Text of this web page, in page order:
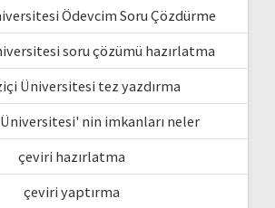
Ödevcim Soru Çözdürme
soru çözümü hazırlatma
Üniversitesi tez yazdırma
nin imkanları neler
çeviri hazırlatma
çeviri yaptırma